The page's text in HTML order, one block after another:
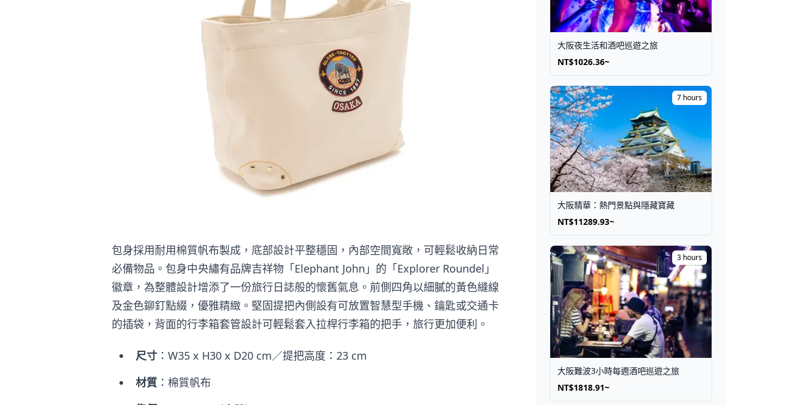
包身採用耐用棉質帆布製成，底部設計平整穩固，內部空間寬敞，可輕鬆收納日常
必備物品。包身中央繡有品牌吉祥物「Elephant John」的「Explorer Roundel」
徽章，為整體設計增添了一份旅行日誌般的懷舊氣息。前側四角以細膩的黃色縫線
及金色鉚釘點綴，優雅精緻。堅固提把內側設有可放置智慧型手機、鑰匙或交通卡
的插袋，背面的行李箱套管設計可輕鬆套入拉桿行李箱的把手，旅行更加便利。
尺寸 ：W35 x H30 x D20 cm／提把高度：23 cm
材質 ：棉質帆布
大阪夜生活和酒吧巡遊之旅
NT$1026.36~
7 hours
大阪精華：熱門景點與隱藏寶藏
NT$11289.93~
3 hours
大阪難波3小時每週酒吧巡遊之旅
NT$1818.91~